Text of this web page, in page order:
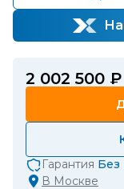
2 002 500 ₽
Гарантия Без
В Москве